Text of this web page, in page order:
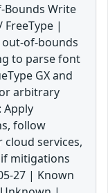
Bounds Write
|
out-of-bounds
to parse font
GX and
arbitrary
Apply
follow
cloud services,
mitigations
27 | Known